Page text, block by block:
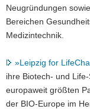
Neugründungen
Bereichen
Medizintechnik.
»Leipzig for
ihre Biotech- und
europaweit größten
der BIO-Europe im